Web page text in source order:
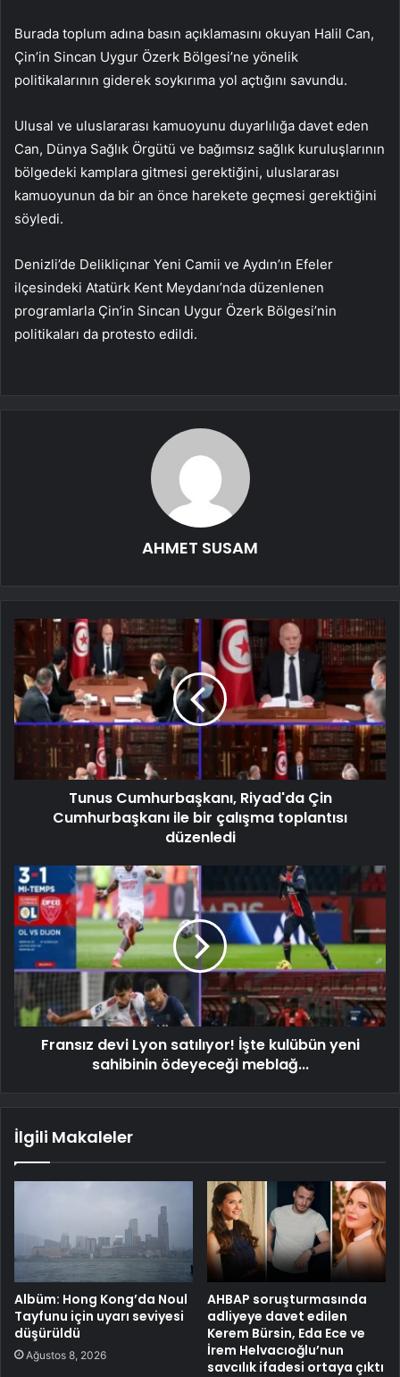
Burada toplum adına basın açıklamasını okuyan Halil Can,
Çin’in Sincan Uygur Özerk Bölgesi’ne yönelik
politikalarının giderek soykırıma yol açtığını savundu.
Ulusal ve uluslararası kamuoyunu duyarlılığa davet eden
Can, Dünya Sağlık Örgütü ve bağımsız sağlık kuruluşlarının
bölgedeki kamplara gitmesi gerektiğini, uluslararası
kamuoyunun da bir an önce harekete geçmesi gerektiğini
söyledi.
Denizli’de Delikliçınar Yeni Camii ve Aydın’ın Efeler
ilçesindeki Atatürk Kent Meydanı’nda düzenlenen
programlarla Çin’in Sincan Uygur Özerk Bölgesi’nin
politikaları da protesto edildi.
AHMET SUSAM
Tunus Cumhurbaşkanı, Riyad'da Çin
Cumhurbaşkanı ile bir çalışma toplantısı
düzenledi
Fransız devi Lyon satılıyor! İşte kulübün yeni
sahibinin ödeyeceği meblağ...
İlgili Makaleler
Albüm: Hong Kong’da Noul
Tayfunu için uyarı seviyesi
düşürüldü
Ağustos 8, 2026
AHBAP soruşturmasında
adliyeye davet edilen
Kerem Bürsin, Eda Ece ve
İrem Helvacıoğlu’nun
savcılık ifadesi ortaya çıktı